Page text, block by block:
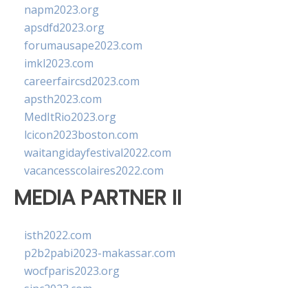
napm2023.org
apsdfd2023.org
forumausape2023.com
imkl2023.com
careerfaircsd2023.com
apsth2023.com
MedItRio2023.org
lcicon2023boston.com
waitangidayfestival2022.com
vacancesscolaires2022.com
MEDIA PARTNER II
isth2022.com
p2b2pabi2023-makassar.com
wocfparis2023.org